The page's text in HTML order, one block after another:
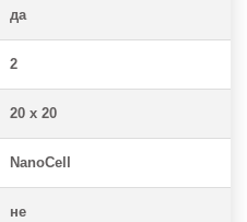
да
2
20 x 20
NanoCell
не